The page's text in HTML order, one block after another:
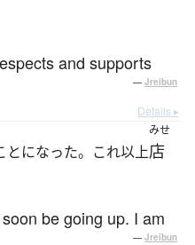
and supports
— Jreibun
Details ▸
とになった。これ以上
みせ
店
be going up. I am
— Jreibun